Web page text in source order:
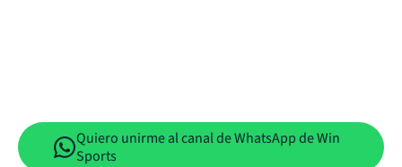
Quiero unirme al canal de WhatsApp de Win
Sports